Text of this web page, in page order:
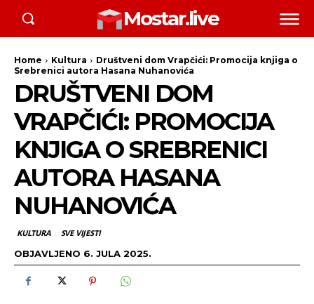
Mostar.live
Home Kultura
Društveni dom Vrapčići: Promocija knjiga o
Srebrenici autora Hasana Nuhanovića
DRUŠTVENI DOM
VRAPČIĆI: PROMOCIJA
KNJIGA O SREBRENICI
AUTORA HASANA
NUHANOVIĆA
KULTURA SVE VIJESTI
OBJAVLJENO 6. JULA 2025.